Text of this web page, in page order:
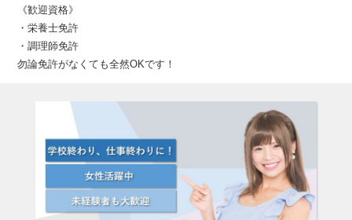
《歓迎資格》
・栄養士免許
・調理師免許
勿論免許がなくても全然OKです！